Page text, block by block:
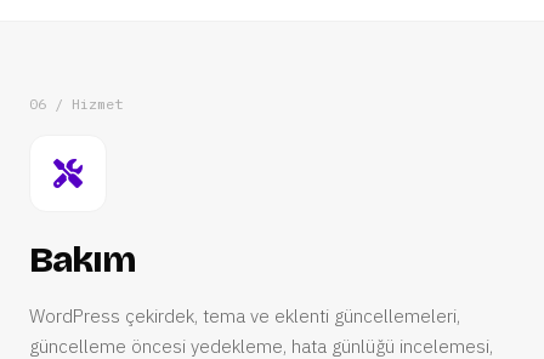
06 / Hizmet
Bakım
WordPress çekirdek, tema ve eklenti güncellemeleri,
güncelleme öncesi yedekleme, hata günlüğü incelemesi,